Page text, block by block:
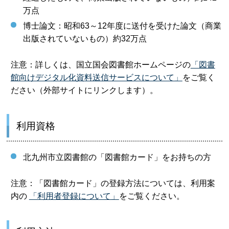
万点
博士論文：昭和63～12年度に送付を受けた論文（商業
出版されていないもの）約32万点
注意：詳しくは、国立国会図書館ホームページの「図書
館向けデジタル化資料送信サービスについて」
をご覧く
ださい（外部サイトにリンクします）。
利用資格
北九州市立図書館の「図書館カード」をお持ちの方
注意：「図書館カード」の登録方法については、利用案
内の
「利用者登録について」 をご覧ください。